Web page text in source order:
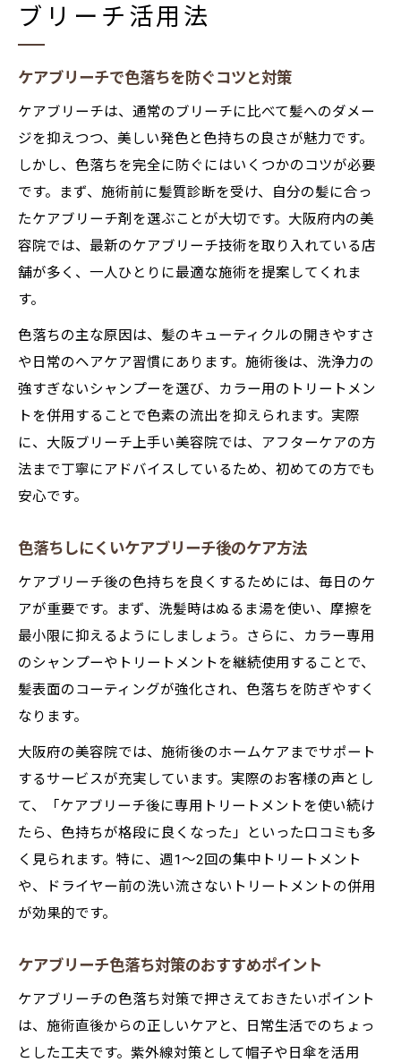
ブリーチ活用法
ケアブリーチで色落ちを防ぐコツと対策
ケアブリーチは、通常のブリーチに比べて髪へのダメー
ジを抑えつつ、美しい発色と色持ちの良さが魅力です。
しかし、色落ちを完全に防ぐにはいくつかのコツが必要
です。まず、施術前に髪質診断を受け、自分の髪に合っ
たケアブリーチ剤を選ぶことが大切です。大阪府内の美
容院では、最新のケアブリーチ技術を取り入れている店
舗が多く、一人ひとりに最適な施術を提案してくれま
す。
色落ちの主な原因は、髪のキューティクルの開きやすさ
や日常のヘアケア習慣にあります。施術後は、洗浄力の
強すぎないシャンプーを選び、カラー用のトリートメン
トを併用することで色素の流出を抑えられます。実際
に、大阪ブリーチ上手い美容院では、アフターケアの方
法まで丁寧にアドバイスしているため、初めての方でも
安心です。
色落ちしにくいケアブリーチ後のケア方法
ケアブリーチ後の色持ちを良くするためには、毎日のケ
アが重要です。まず、洗髪時はぬるま湯を使い、摩擦を
最小限に抑えるようにしましょう。さらに、カラー専用
のシャンプーやトリートメントを継続使用することで、
髪表面のコーティングが強化され、色落ちを防ぎやすく
なります。
大阪府の美容院では、施術後のホームケアまでサポート
するサービスが充実しています。実際のお客様の声とし
て、「ケアブリーチ後に専用トリートメントを使い続け
たら、色持ちが格段に良くなった」といった口コミも多
く見られます。特に、週1〜2回の集中トリートメント
や、ドライヤー前の洗い流さないトリートメントの併用
が効果的です。
ケアブリーチ色落ち対策のおすすめポイント
ケアブリーチの色落ち対策で押さえておきたいポイント
は、施術直後からの正しいケアと、日常生活でのちょっ
とした工夫です。紫外線対策として帽子や日傘を活用